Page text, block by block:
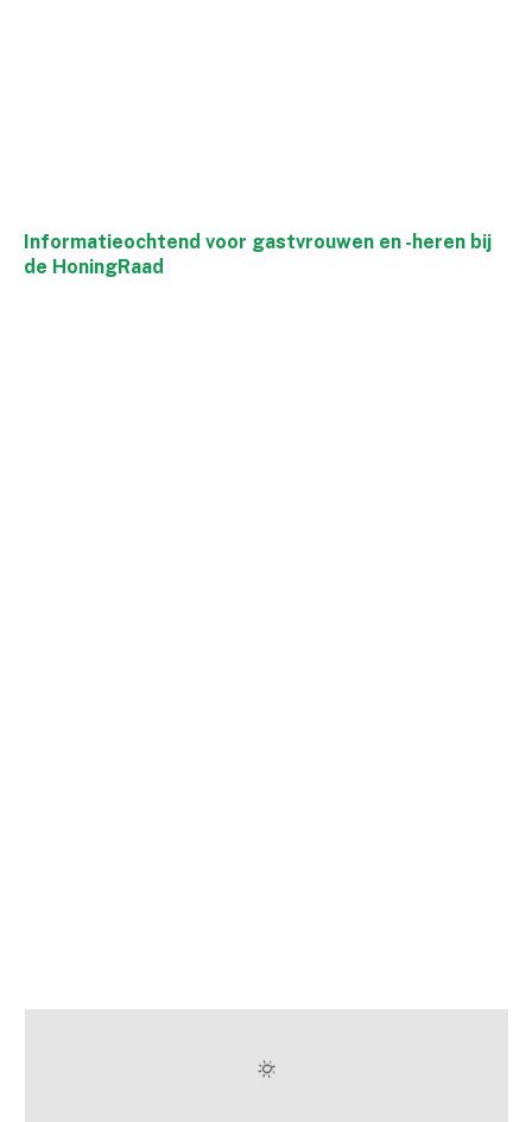
Informatieochtend voor gastvrouwen en -heren bij
de HoningRaad